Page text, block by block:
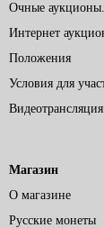
Очные
Интернет
Положения
Условия для
Магазин
О магазине
Русские монеты